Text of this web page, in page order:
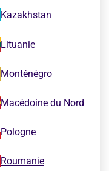
Kazakhstan
Lituanie
Monténégro
Macédoine du Nord
Pologne
Roumanie